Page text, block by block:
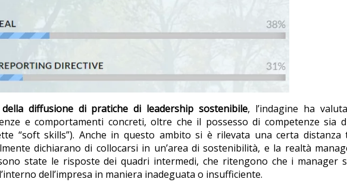
diffusione di pratiche di leadership sostenibile, l’indagine ha
e comportamenti concreti, oltre che il possesso di competenze sia
“soft skills”). Anche in questo ambito si è rilevata una certa distanza
dichiarano di collocarsi in un’area di sostenibilità, e la realtà
state le risposte dei quadri intermedi, che ritengono che i manager
dell’impresa in maniera inadeguata o insufficiente.